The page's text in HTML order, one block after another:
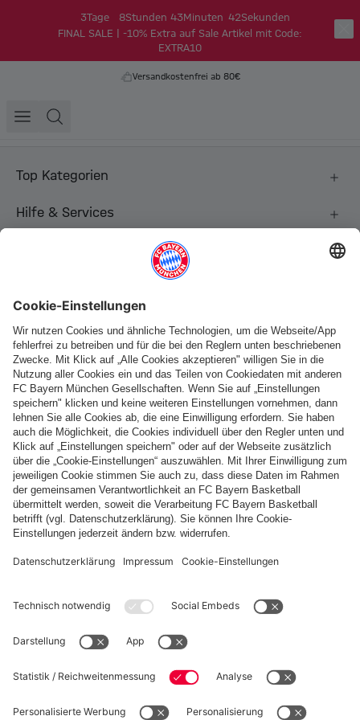
3Tage 8Stunden 43 Minuten 41Sekunden
FINAL SALE | -10% Extra auf Sale Artikel mit Code:
EXTRA10
Versandkostenfrei ab 80€
Top Kategorien
Hilfe & Services
Folge uns
Zahlung & Lieferung
FC Bayern Store App
WIDERRUF
Datenschutz
Cookie Details